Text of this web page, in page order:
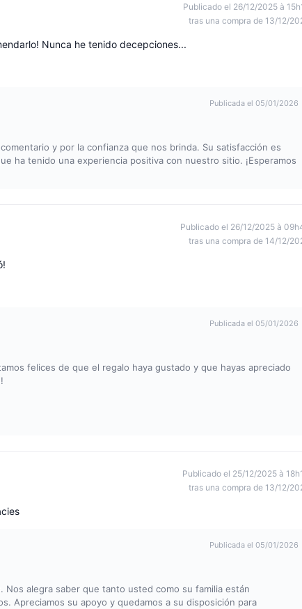
Publicado el 26/12/2025 à
tras una compra de 13/12/
Nunca he tenido decepciones...
Publicada el 05/01/2026
y por la confianza que nos brinda. Su satisfacción es
ha tenido una experiencia positiva con nuestro sitio. ¡Esperamos
Publicado el 26/12/2025 à
tras una compra de 14/12/
Publicada el 05/01/2026
felices de que el regalo haya gustado y que hayas apreciado
Publicado el 25/12/2025 à
tras una compra de 13/12/
Publicada el 05/01/2026
Nos alegra saber que tanto usted como su familia están
Apreciamos su apoyo y quedamos a su disposición para